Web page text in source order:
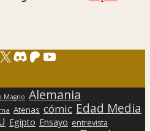
Discord
Patreon
YouTube
Magno Alemania
Atenas cómic Edad Media
Egipto Ensayo entrevista